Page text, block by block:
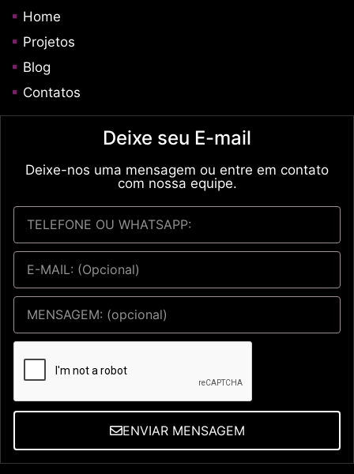
Home
Projetos
Blog
Contatos
Deixe seu E-mail
Deixe-nos uma mensagem ou entre em contato
com nossa equipe.
ENVIAR MENSAGEM